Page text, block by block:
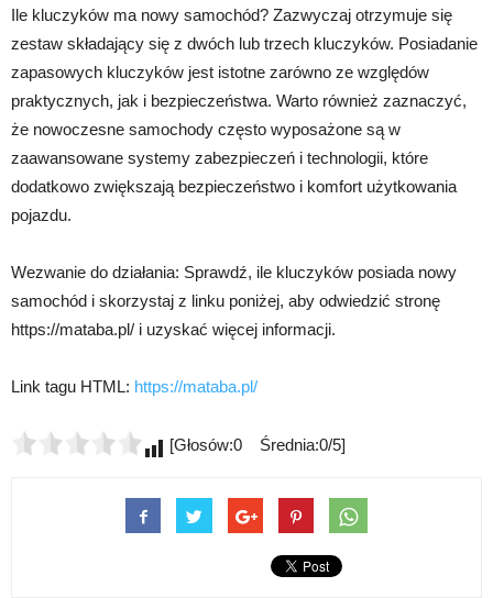
Ile kluczyków ma nowy samochód? Zazwyczaj otrzymuje się
zestaw składający się z dwóch lub trzech kluczyków. Posiadanie
zapasowych kluczyków jest istotne zarówno ze względów
praktycznych, jak i bezpieczeństwa. Warto również zaznaczyć,
że nowoczesne samochody często wyposażone są w
zaawansowane systemy zabezpieczeń i technologii, które
dodatkowo zwiększają bezpieczeństwo i komfort użytkowania
pojazdu.
Wezwanie do działania: Sprawdź, ile kluczyków posiada nowy
samochód i skorzystaj z linku poniżej, aby odwiedzić stronę
https://mataba.pl/ i uzyskać więcej informacji.
Link tagu HTML: https://mataba.pl/
[Głosów:0 Średnia:0/5]